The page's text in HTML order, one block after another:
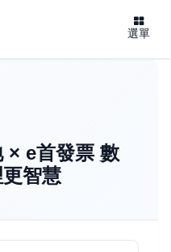
選單
× e首發票 數
智慧